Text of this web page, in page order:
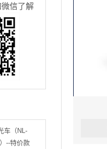
信了解
车（NL-
）--特价款
车1辆已发货